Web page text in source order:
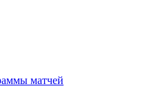
матчей